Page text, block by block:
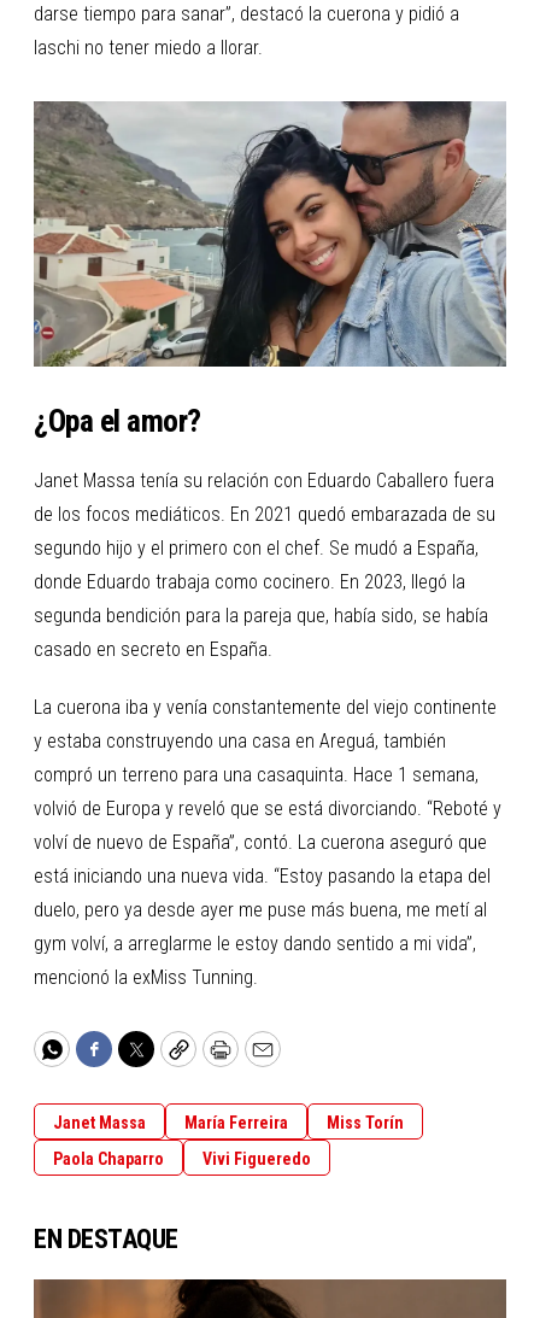
darse tiempo para sanar”, destacó la cuerona y pidió a
laschi no tener miedo a llorar.
¿Opa el amor?
Janet Massa tenía su relación con Eduardo Caballero fuera
de los focos mediáticos. En 2021 quedó embarazada de su
segundo hijo y el primero con el chef. Se mudó a España,
donde Eduardo trabaja como cocinero. En 2023, llegó la
segunda bendición para la pareja que, había sido, se había
casado en secreto en España.
La cuerona iba y venía constantemente del viejo continente
y estaba construyendo una casa en Areguá, también
compró un terreno para una casaquinta. Hace 1 semana,
volvió de Europa y reveló que se está divorciando. “Reboté y
volví de nuevo de España”, contó. La cuerona aseguró que
está iniciando una nueva vida. “Estoy pasando la etapa del
duelo, pero ya desde ayer me puse más buena, me metí al
gym volví, a arreglarme le estoy dando sentido a mi vida”,
mencionó la exMiss Tunning.
WhatsApp
Facebook
TwitterCopyPrintEmail
Janet Massa María Ferreira
Miss Torín
Paola Chaparro
Vivi Figueredo
EN DESTAQUE